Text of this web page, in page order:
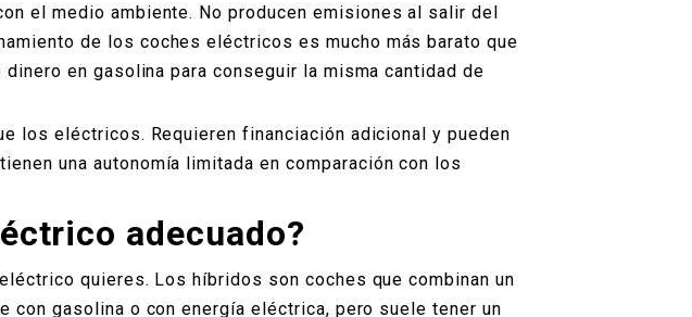
el medio ambiente. No producen emisiones al salir del
de los coches eléctricos es mucho más barato que
en gasolina para conseguir la misma cantidad de
los eléctricos. Requieren financiación adicional y pueden
una autonomía limitada en comparación con los
adecuado?
quieres. Los híbridos son coches que combinan un
gasolina o con energía eléctrica, pero suele tener un